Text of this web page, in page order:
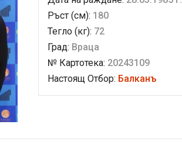
Ръст (см): 180
Тегло (кг): 72
Град: Враца
№ Картотека: 20243109
Настоящ Отбор: Балканъ